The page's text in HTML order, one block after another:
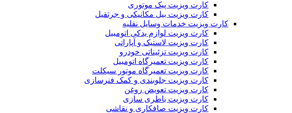
کارت ویزیت پیک موتوری
کارت ویزیت بیل مکانیکی و جرثقیل
کارت ویزیت خدمات وسایل نقلیه
کارت ویزیت لوازم یدکی اتومبیل
کارت ویزیت لاستیک و آپاراتی
کارت ویزیت تزئیناتی خودرو
کارت ویزیت تعمیرگاه اتومبیل
کارت ویزیت تعمیرگاه موتور سیکلت
کارت ویزیت جلوبندی و کمک فنرسازی
کارت ویزیت تعویض روغن
کارت ویزیت باطری سازی
کارت ویزیت صافکاری و نقاشی